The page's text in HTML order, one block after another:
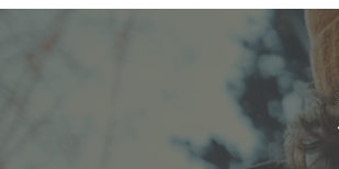
Самые срочные тарифы
Дополнительные услуги
Популярные направления